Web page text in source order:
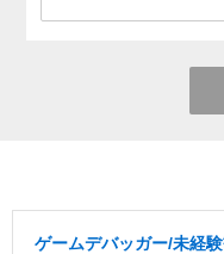
ゲームデバッガー/未経